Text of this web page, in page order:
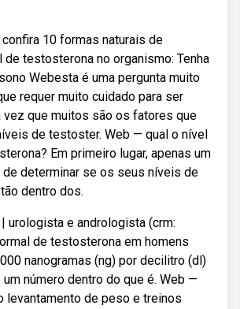
10 formas naturais de
de testosterona no organismo: Tenha
Webesta é uma pergunta muito
requer muito cuidado para ser
vez que muitos são os fatores que
de testoster. Web — qual o nível
Em primeiro lugar, apenas um
determinar se os seus níveis de
dentro dos.
urologista e andrologista (crm:
de testosterona em homens
nanogramas (ng) por decilitro (dl)
número dentro do que é. Web —
levantamento de peso e treinos